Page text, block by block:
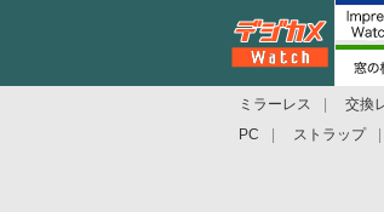
ミラーレス 交換
PC
ストラップ